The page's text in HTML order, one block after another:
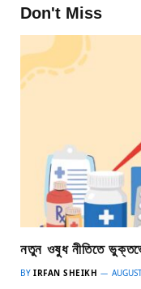
Don't Miss
নতুন ওষুধ নীতিতে
BY IRFAN SHEIKH